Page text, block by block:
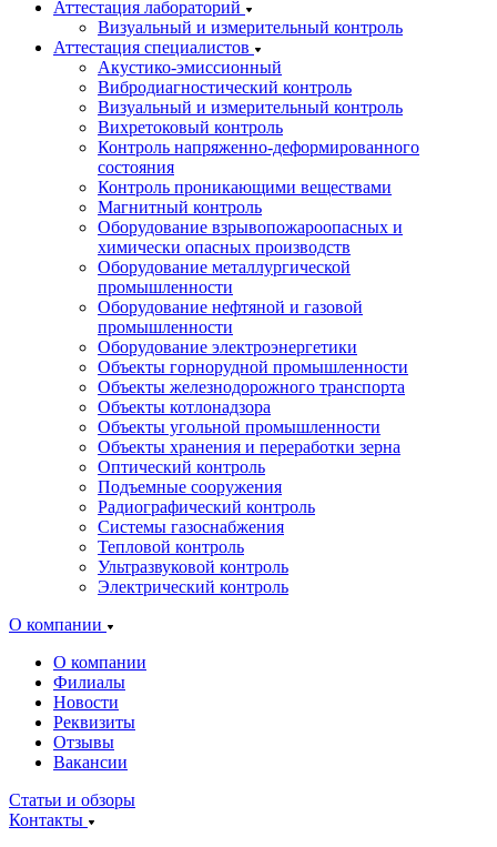
Аттестация лабораторий
Визуальный и измерительный контроль
Аттестация специалистов
Акустико-эмиссионный
Вибродиагностический контроль
Визуальный и измерительный контроль
Вихретоковый контроль
Контроль напряженно-деформированного
состояния
Контроль проникающими веществами
Магнитный контроль
Оборудование взрывопожароопасных и
химически опасных производств
Оборудование металлургической
промышленности
Оборудование нефтяной и газовой
промышленности
Оборудование электроэнергетики
Объекты горнорудной промышленности
Объекты железнодорожного транспорта
Объекты котлонадзора
Объекты угольной промышленности
Объекты хранения и переработки зерна
Оптический контроль
Подъемные сооружения
Радиографический контроль
Системы газоснабжения
Тепловой контроль
Ультразвуковой контроль
Электрический контроль
О компании
О компании
Филиалы
Новости
Реквизиты
Отзывы
Вакансии
Статьи и обзоры
Контакты